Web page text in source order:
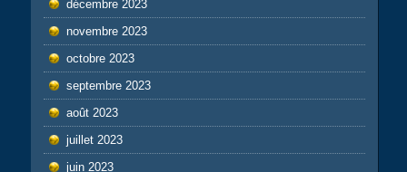
décembre 2023
novembre 2023
octobre 2023
septembre 2023
août 2023
juillet 2023
juin 2023